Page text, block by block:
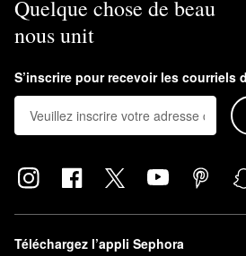
Quelque chose de beau
nous unit
S’inscrire pour recevoir les courriels
Téléchargez l’appli Sephora